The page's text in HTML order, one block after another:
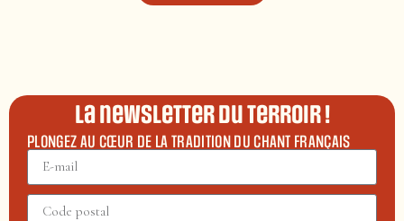
La newsletter du terroir !
PLONGEZ AU CŒUR DE LA TRADITION DU CHANT FRANÇAIS